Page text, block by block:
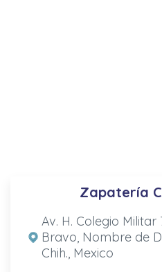
Zapatería
Av. H. Colegio
Bravo, Nombre de
Chih., Mexico